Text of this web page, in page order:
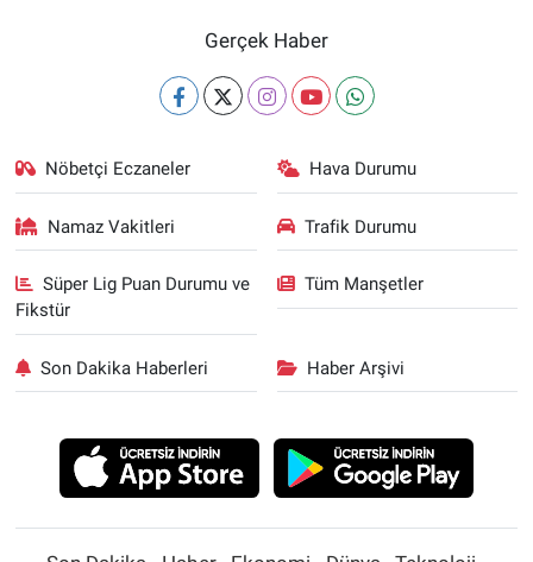
Gerçek Haber
Nöbetçi Eczaneler Hava Durumu
Namaz Vakitleri Trafik Durumu
Süper Lig Puan Durumu ve
Fikstür
Tüm Manşetler
Son Dakika Haberleri Haber Arşivi